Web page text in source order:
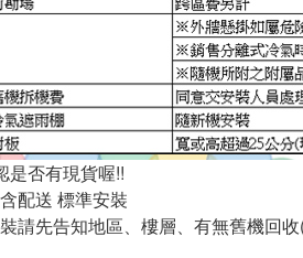
是否有現貨喔!!
配送 標準安裝
請先告知地區、樓層、有無舊機回